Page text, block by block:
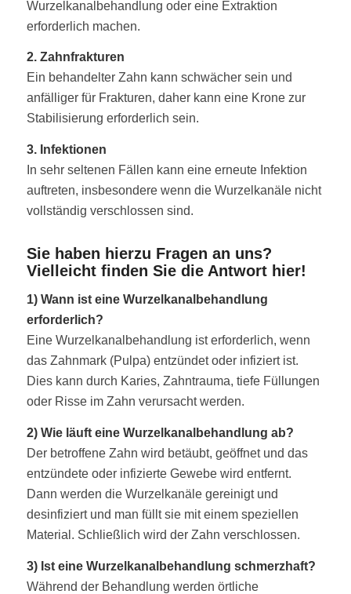
Wurzelkanalbehandlung oder eine Extraktion
erforderlich machen.
2. Zahnfrakturen
Ein behandelter Zahn kann schwächer sein und
anfälliger für Frakturen, daher kann eine Krone zur
Stabilisierung erforderlich sein.
3. Infektionen
In sehr seltenen Fällen kann eine erneute Infektion
auftreten, insbesondere wenn die Wurzelkanäle nicht
vollständig verschlossen sind.
Sie haben hierzu Fragen an uns?
Vielleicht finden Sie die Antwort hier!
1) Wann ist eine Wurzelkanalbehandlung
erforderlich?
Eine Wurzelkanalbehandlung ist erforderlich, wenn
das Zahnmark (Pulpa) entzündet oder infiziert ist.
Dies kann durch Karies, Zahntrauma, tiefe Füllungen
oder Risse im Zahn verursacht werden.
2) Wie läuft eine Wurzelkanalbehandlung ab?
Der betroffene Zahn wird betäubt, geöffnet und das
entzündete oder infizierte Gewebe wird entfernt.
Dann werden die Wurzelkanäle gereinigt und
desinfiziert und man füllt sie mit einem speziellen
Material. Schließlich wird der Zahn verschlossen.
3) Ist eine Wurzelkanalbehandlung schmerzhaft?
Während der Behandlung werden örtliche